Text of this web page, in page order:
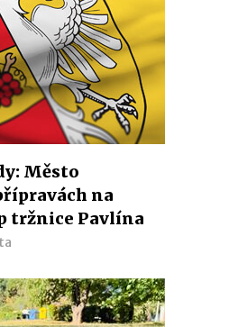
Město
na
tržnice Pavlína